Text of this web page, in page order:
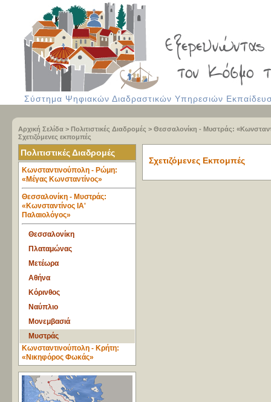
Σύστημα Ψηφιακών Διαδραστικών Υπηρεσιών
Αρχική Σελίδα > Πολιτιστικές Διαδρομές > Θεσσαλονίκη - Μυστράς:
Σχετιζόμενες εκπομπές
Πολιτιστικές Διαδρομές
Κωνσταντινούπολη - Ρώμη:
«Μέγας Κωνσταντίνος»
Θεσσαλονίκη - Μυστράς:
«Κωνσταντίνος ΙΑ'
Παλαιολόγος»
Θεσσαλονίκη
Πλαταμώνας
Μετέωρα
Αθήνα
Κόρινθος
Ναύπλιο
Μονεμβασιά
Μυστράς
Κωνσταντινούπολη - Κρήτη:
«Νικηφόρος Φωκάς»
Σχετιζόμενες Εκπομπές